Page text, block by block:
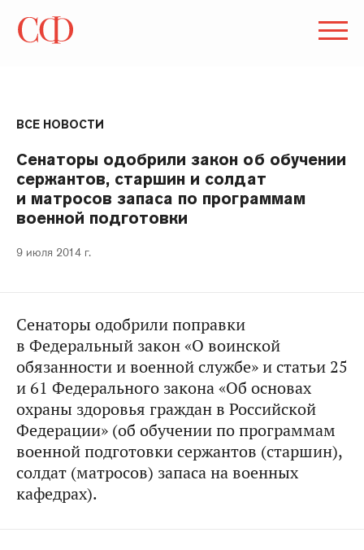
ВСЕ НОВОСТИ
Сенаторы одобрили закон об обучении
сержантов, старшин и солдат
и матросов запаса по программам
военной подготовки
9 июля 2014 г.
Сенаторы одобрили поправки
в Федеральный закон «О воинской
обязанности и военной службе» и статьи 25
и 61 Федерального закона «Об основах
охраны здоровья граждан в Российской
Федерации» (об обучении по программам
военной подготовки сержантов (старшин),
солдат (матросов) запаса на военных
кафедрах).